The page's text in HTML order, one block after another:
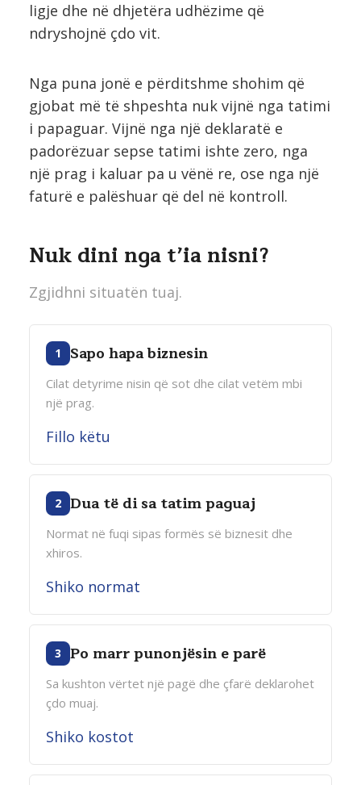
ligje dhe në dhjetëra udhëzime që
ndryshojnë çdo vit.
Nga puna jonë e përditshme shohim që
gjobat më të shpeshta nuk vijnë nga tatimi
i papaguar. Vijnë nga një deklaratë e
padorëzuar sepse tatimi ishte zero, nga
një prag i kaluar pa u vënë re, ose nga një
faturë e palëshuar që del në kontroll.
Nuk dini nga t’ia nisni?
Zgjidhni situatën tuaj.
1 Sapo hapa biznesin
Cilat detyrime nisin që sot dhe cilat vetëm mbi
një prag.
Fillo këtu
2 Dua të di sa tatim paguaj
Normat në fuqi sipas formës së biznesit dhe
xhiros.
Shiko normat
3 Po marr punonjësin e parë
Sa kushton vërtet një pagë dhe çfarë deklarohet
çdo muaj.
Shiko kostot